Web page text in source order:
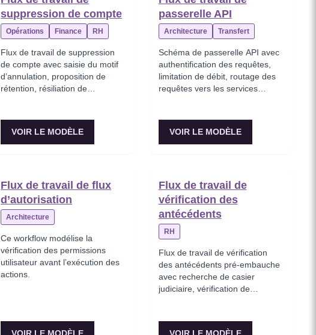
suppression de compte
Opérations Finance RH
Flux de travail de suppression
de compte avec saisie du motif
d’annulation, proposition de
rétention, résiliation de
VOIR LE MODÈLE
passerelle API
Architecture Transfert
Schéma de passerelle API avec
authentification des requêtes,
limitation de débit, routage des
requêtes vers les services
VOIR LE MODÈLE
Flux de travail de flux
d’autorisation
Architecture
Ce workflow modélise la
vérification des permissions
utilisateur avant l’exécution des
actions.
Flux de travail de
vérification des
antécédents
RH
Flux de travail de vérification
des antécédents pré-embauche
avec recherche de casier
judiciaire, vérification de